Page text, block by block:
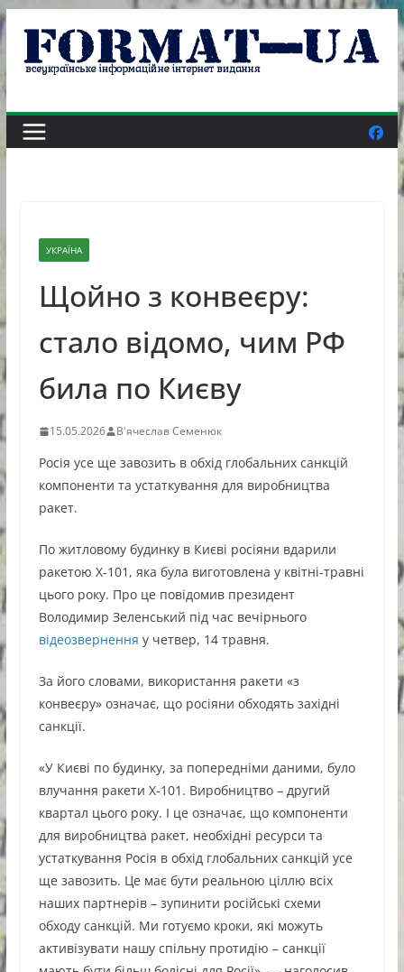
Skip
content
УКРАЇНА
Щойно з конвеєру:
стало відомо, чим РФ
била по Києву
15.05.2026 В'ячеслав Семенюк
Росія усе ще завозить в обхід глобальних санкцій
компоненти та устаткування для виробництва
ракет.
По житловому будинку в Києві росіяни вдарили
ракетою Х-101, яка була виготовлена у квітні-травні
цього року. Про це повідомив президент
Володимир Зеленський під час вечірнього
відеозвернення у четвер, 14 травня.
За його словами, використання ракети «з
конвеєру» означає, що росіяни обходять західні
санкції.
«У Києві по будинку, за попередніми даними, було
влучання ракети Х-101. Виробництво – другий
квартал цього року. І це означає, що компоненти
для виробництва ракет, необхідні ресурси та
устаткування Росія в обхід глобальних санкцій усе
ще завозить. Це має бути реальною ціллю всіх
наших партнерів – зупинити російські схеми
обходу санкцій. Ми готуємо кроки, які можуть
активізувати нашу спільну протидію – санкції